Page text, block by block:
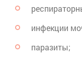
инфекции
паразиты;